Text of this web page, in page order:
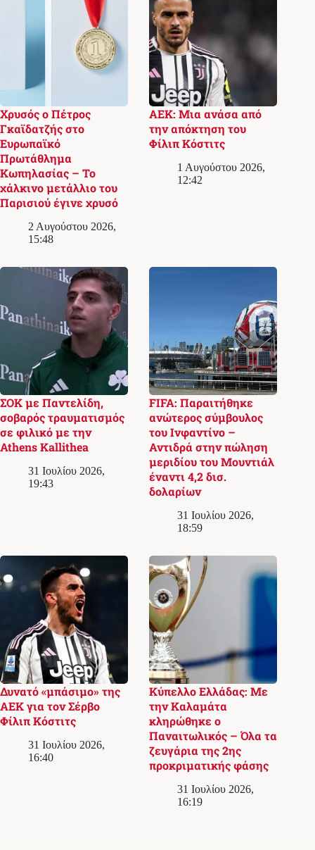
Χρυσός ο Πέτρος
Γκαϊδατζής στο
Ευρωπαϊκό
Πρωτάθλημα
Κωπηλασίας – Το
χάλκινο μετάλλιο του
Παρισιού έγινε χρυσό
2 Αυγούστου 2026,
15:48
ΑΕΚ: Μια ανάσα από
την απόκτηση του
Φίλιπ Κόστιτς
1 Αυγούστου 2026,
12:42
ΣΟΚ με Παντελίδη,
σοβαρός τραυματισμός
σε φιλικό με την
Athens Kallithea
31 Ιουλίου 2026,
19:43
FIFA: Παραιτήθηκε
ανώτερος σύμβουλος
του Ινφαντίνο –
Αντιδρά στην πώληση
μεριδίου του Μουντιάλ
έναντι 4,2 δισ.
δολαρίων
31 Ιουλίου 2026,
18:59
Δυνατό «μπάσιμο» της
ΑΕΚ για τον Σέρβο
Φίλιπ Κόστιτς
31 Ιουλίου 2026,
16:40
Κύπελλο Ελλάδας: Με
την Καλαμάτα
κληρώθηκε ο
Παναιτωλικός – Όλα τα
ζευγάρια της 2ης
προκριματικής φάσης
31 Ιουλίου 2026,
16:19